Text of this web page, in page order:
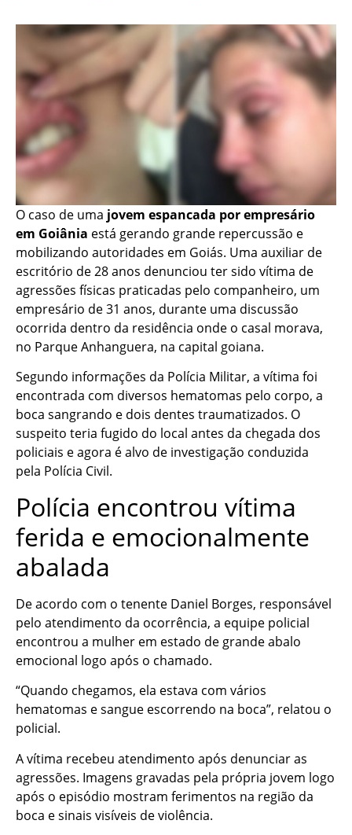
O caso de uma jovem espancada por empresário
em Goiânia está gerando grande repercussão e
mobilizando autoridades em Goiás. Uma auxiliar de
escritório de 28 anos denunciou ter sido vítima de
agressões físicas praticadas pelo companheiro, um
empresário de 31 anos, durante uma discussão
ocorrida dentro da residência onde o casal morava,
no Parque Anhanguera, na capital goiana.
Segundo informações da Polícia Militar, a vítima foi
encontrada com diversos hematomas pelo corpo, a
boca sangrando e dois dentes traumatizados. O
suspeito teria fugido do local antes da chegada dos
policiais e agora é alvo de investigação conduzida
pela Polícia Civil.
Polícia encontrou vítima
ferida e emocionalmente
abalada
De acordo com o tenente Daniel Borges, responsável
pelo atendimento da ocorrência, a equipe policial
encontrou a mulher em estado de grande abalo
emocional logo após o chamado.
“Quando chegamos, ela estava com vários
hematomas e sangue escorrendo na boca”, relatou o
policial.
A vítima recebeu atendimento após denunciar as
agressões. Imagens gravadas pela própria jovem logo
após o episódio mostram ferimentos na região da
boca e sinais visíveis de violência.